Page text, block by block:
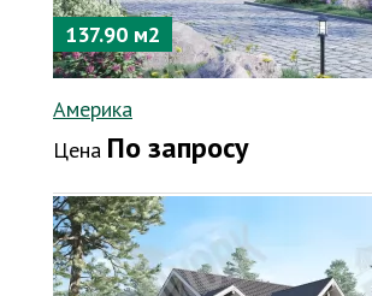
137.90 м2
Америка
Цена По запросу